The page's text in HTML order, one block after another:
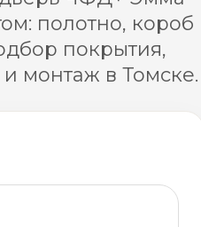
полотно, короб
покрытия,
монтаж в Томске.